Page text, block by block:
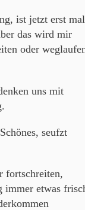
ist jetzt erst mal
das wird mir
oder
uns mit
seufzt
fortschreiten,
immer etwas